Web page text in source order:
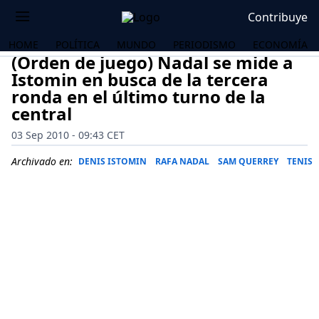
Contribuye
HOME POLÍTICA MUNDO PERIODISMO ECONOMÍA
(Orden de juego) Nadal se mide a
Istomin en busca de la tercera
ronda en el último turno de la
central
03 Sep 2010 - 09:43 CET
Archivado en: DENIS ISTOMIN RAFA NADAL SAM QUERREY TENIS